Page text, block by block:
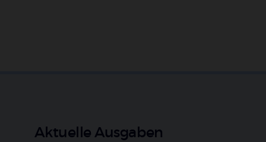
Aktuelle Ausgaben